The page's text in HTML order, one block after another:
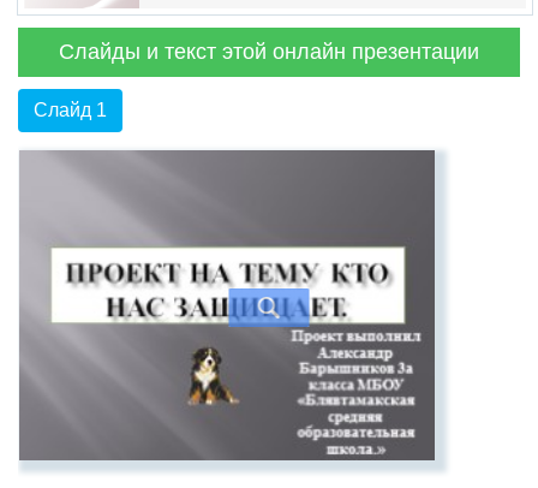
Слайды и текст этой онлайн презентации
Слайд 1